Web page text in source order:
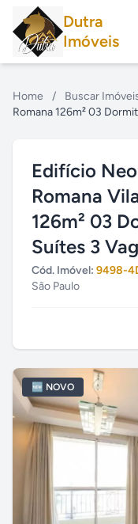
Dutra
Imóveis
Home / Buscar
Romana 126m² 03
Edifício
Romana
126m² 03
Suítes 3
Cód. Imóvel: 9498-
São Paulo
🆕 NOVO